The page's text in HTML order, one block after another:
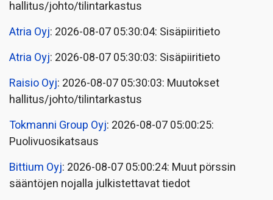
hallitus/johto/tilintarkastus
Atria Oyj: 2026-08-07 05:30:04: Sisäpiiritieto
Atria Oyj: 2026-08-07 05:30:03: Sisäpiiritieto
Raisio Oyj: 2026-08-07 05:30:03: Muutokset
hallitus/johto/tilintarkastus
Tokmanni Group Oyj: 2026-08-07 05:00:25:
Puolivuosikatsaus
Bittium Oyj: 2026-08-07 05:00:24: Muut pörssin
sääntöjen nojalla julkistettavat tiedot